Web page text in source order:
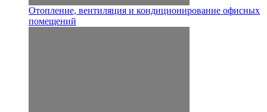
Отопление, вентиляция и кондиционирование офисных
помещений